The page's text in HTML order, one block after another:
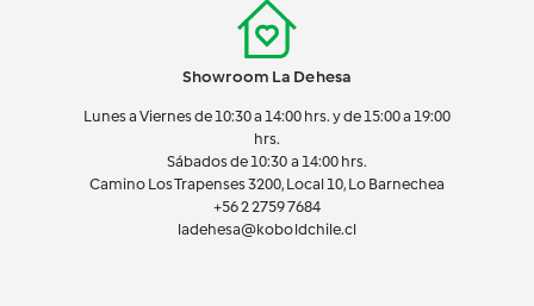
Showroom La Dehesa
Lunes a Viernes de 10:30 a 14:00 hrs. y de 15:00 a 19:00
hrs.
Sábados de 10:30 a 14:00 hrs.
Camino Los Trapenses 3200, Local 10, Lo Barnechea
+56 22759 7684
ladehesa@koboldchile.cl